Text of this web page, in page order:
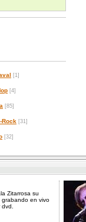
[1]
[4]
[85]
Rock [31]
[32]
Zitarrosa su
grabando en vivo